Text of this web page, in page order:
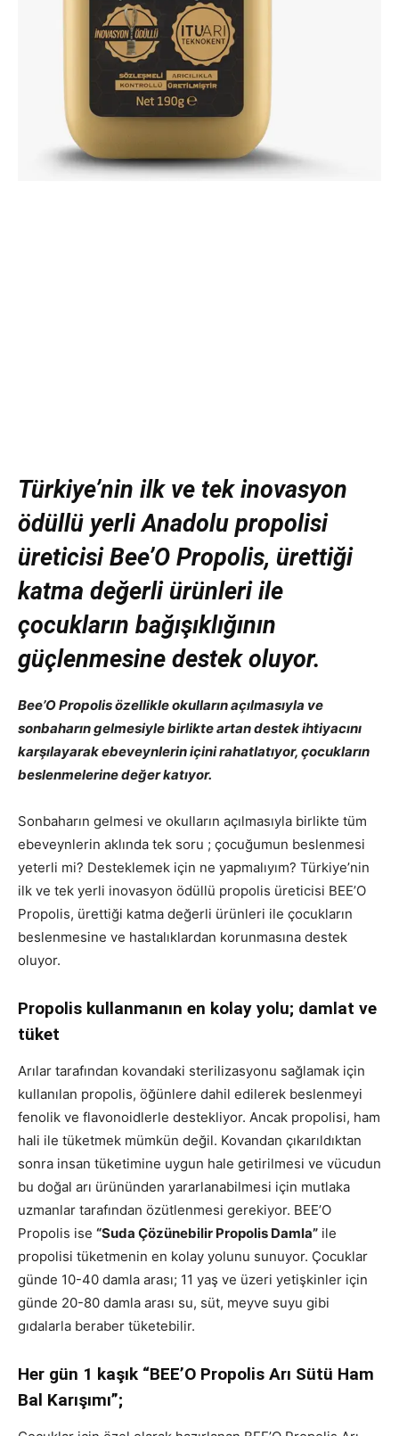
Türkiye’nin ilk ve tek inovasyon
ödüllü yerli Anadolu propolisi
üreticisi Bee’O Propolis, ürettiği
katma değerli ürünleri ile
çocukların bağışıklığının
güçlenmesine destek oluyor.
Bee’O Propolis özellikle okulların açılmasıyla ve
sonbaharın gelmesiyle birlikte artan destek ihtiyacını
karşılayarak ebeveynlerin içini rahatlatıyor, çocukların
beslenmelerine değer katıyor.
Sonbaharın gelmesi ve okulların açılmasıyla birlikte tüm
ebeveynlerin aklında tek soru ; çocuğumun beslenmesi
yeterli mi? Desteklemek için ne yapmalıyım? Türkiye’nin
ilk ve tek yerli inovasyon ödüllü propolis üreticisi BEE’O
Propolis, ürettiği katma değerli ürünleri ile çocukların
beslenmesine ve hastalıklardan korunmasına destek
oluyor.
Propolis kullanmanın en kolay yolu; damlat ve
tüket
Arılar tarafından kovandaki sterilizasyonu sağlamak için
kullanılan propolis, öğünlere dahil edilerek beslenmeyi
fenolik ve flavonoidlerle destekliyor. Ancak propolisi, ham
hali ile tüketmek mümkün değil. Kovandan çıkarıldıktan
sonra insan tüketimine uygun hale getirilmesi ve vücudun
bu doğal arı ürününden yararlanabilmesi için mutlaka
uzmanlar tarafından özütlenmesi gerekiyor. BEE’O
Propolis ise “Suda Çözünebilir Propolis Damla” ile
propolisi tüketmenin en kolay yolunu sunuyor. Çocuklar
günde 10-40 damla arası; 11 yaş ve üzeri yetişkinler için
günde 20-80 damla arası su, süt, meyve suyu gibi
gıdalarla beraber tüketebilir.
Her gün 1 kaşık “BEE’O Propolis Arı Sütü Ham
Bal Karışımı”;